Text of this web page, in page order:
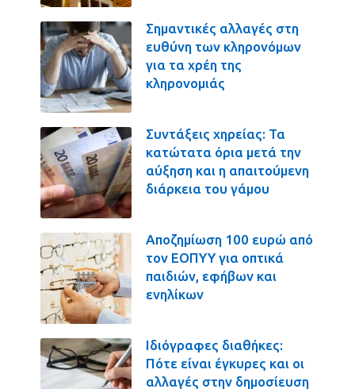
Σημαντικές αλλαγές στη
ευθύνη των κληρονόμων
για τα χρέη της
κληρονομιάς
Συντάξεις χηρείας: Τα
κατώτατα όρια μετά την
αύξηση και η απαιτούμενη
διάρκεια του γάμου
Αποζημίωση 100 ευρώ από
τον ΕΟΠΥΥ για οπτικά
παιδιών, εφήβων και
ενηλίκων
Ιδιόγραφες διαθήκες:
Πότε είναι έγκυρες και οι
αλλαγές στην δημοσίευση